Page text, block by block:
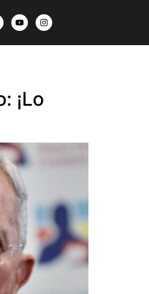
¡Lo